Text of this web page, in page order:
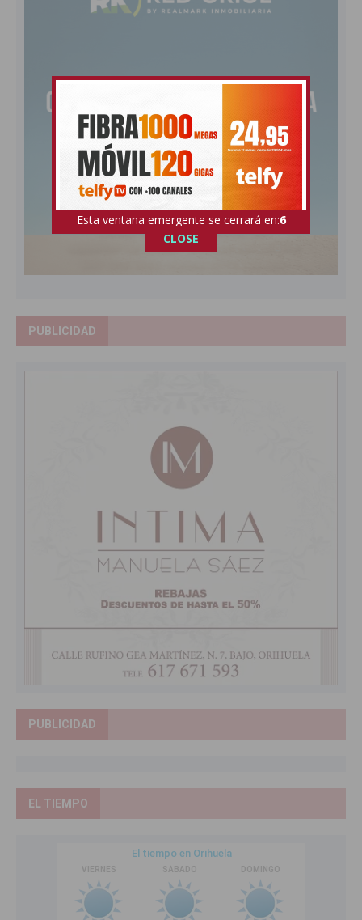
PUBLICIDAD
PUBLICIDAD
EL TIEMPO
Esta ventana emergente se cerrará en:5
CLOSE